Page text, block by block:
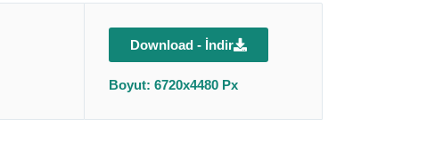
Download - İndir
Boyut: 6720x4480 Px